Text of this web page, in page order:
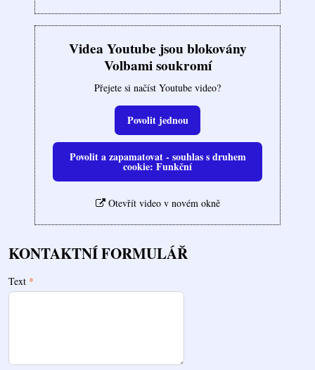
Videa Youtube jsou blokovány
Volbami soukromí
Přejete si načíst Youtube video?
Povolit jednou
Povolit a zapamatovat - souhlas s druhem
cookie: Funkční
Otevřít video v novém okně
KONTAKTNÍ FORMULÁŘ
Text *